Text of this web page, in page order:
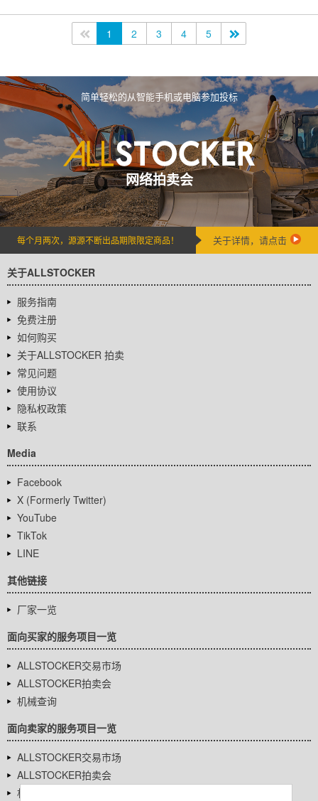
<<1 2 3 4 5
简单轻松的从智能手机或电脑参加投标
网络拍卖会
每个月两次，源源不断出品期限限定商品！ 关于详情，请点击
关于ALLSTOCKER
服务指南
免费注册
如何购买
关于ALLSTOCKER 拍卖
常见问题
使用协议
隐私权政策
联系
Media
Facebook
X (Formerly Twitter)
YouTube
TikTok
LINE
其他链接
厂家一览
面向买家的服务项目一览
ALLSTOCKER交易市场
ALLSTOCKER拍卖会
机械查询
面向卖家的服务项目一览
ALLSTOCKER交易市场
ALLSTOCKER拍卖会
机械查询